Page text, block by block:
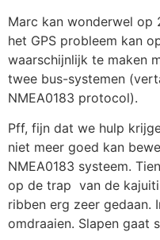
Marc kan wonderwel op
het GPS probleem kan
waarschijnlijk te maken
twee bus-systemen
NMEA0183 protocol).
Pff, fijn dat we hulp
niet meer goed kan
NMEA0183 systeem.
op de trap van de
ribben erg zeer gedaan.
omdraaien. Slapen gaat